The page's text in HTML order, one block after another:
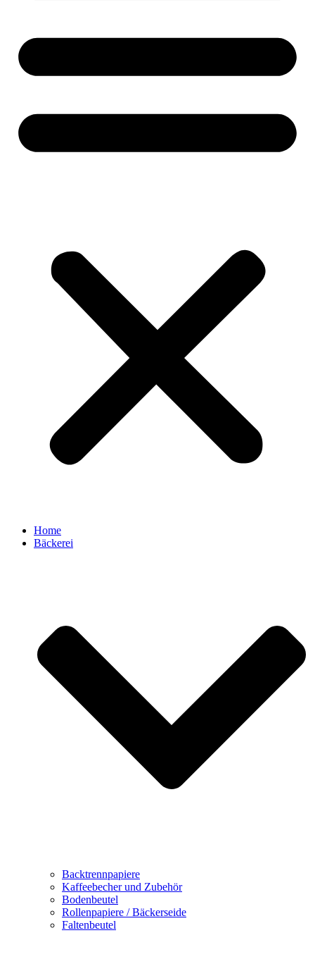
Home
Bäckerei
Backtrennpapiere
Kaffeebecher und Zubehör
Bodenbeutel
Rollenpapiere / Bäckerseide
Faltenbeutel